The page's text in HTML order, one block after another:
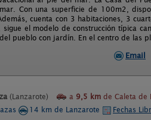
Con una superficie de 100m2,
cuenta con 3 habitaciones, 3
el modelo de construcción típica
pueblo con jardín. En el centro de las
Email
(Lanzarote) a 9,5 km de Caleta de
14 km de Lanzarote
Fechas